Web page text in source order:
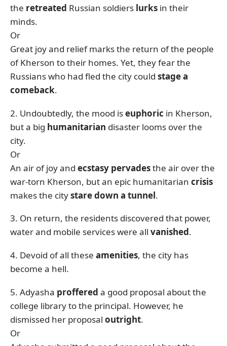
the retreated Russian soldiers lurks in their
minds.
Or
Great joy and relief marks the return of the people
of Kherson to their homes. Yet, they fear the
Russians who had fled the city could stage a
comeback.
2. Undoubtedly, the mood iseuphoric in Kherson,
but a big humanitarian disaster looms over the
city.
Or
An air of joy and ecstasy pervadesthe air over the
war-torn Kherson, but an epic humanitarian crisis
makes the citystare down a tunnel.
3. On return, the residents discovered that power,
water and mobile services were all vanished.
4. Devoid of all these amenities, the city has
become a hell.
5. Adyasha proffered a good proposal about the
college library to the principal. However, he
dismissed her proposal outright.
Or